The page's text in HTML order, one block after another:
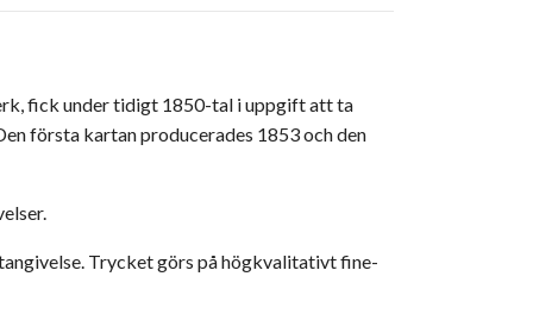
fick under tidigt 1850-tal i uppgift att ta
första kartan producerades 1853 och den
Trycket görs på högkvalitativt fine-